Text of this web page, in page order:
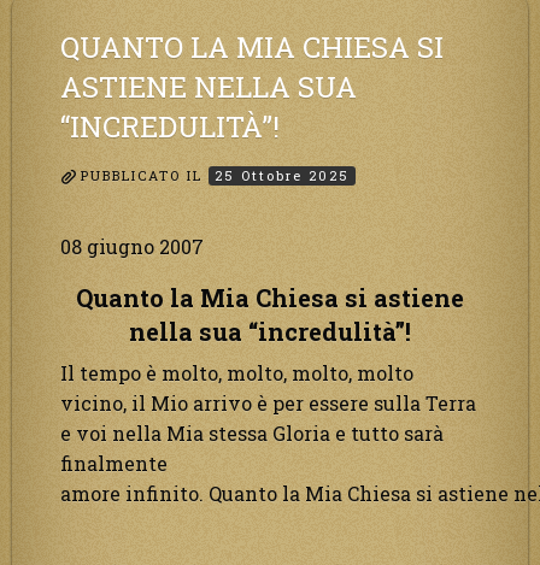
QUANTO LA MIA CHIESA SI
ASTIENE NELLA SUA
“INCREDULITÀ”!
PUBBLICATO IL 25 Ottobre 2025
08 giugno 2007
Quanto la Mia Chiesa si astiene
nella sua “incredulità”!
Il tempo è molto, molto, molto, molto
vicino, il Mio arrivo è per essere sulla Terra
e voi nella Mia stessa Gloria e tutto sarà
finalmente
amore infinito. Quanto la Mia Chiesa si astiene